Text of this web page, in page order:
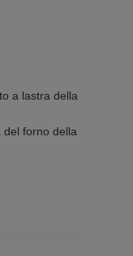
a lastra della
forno della